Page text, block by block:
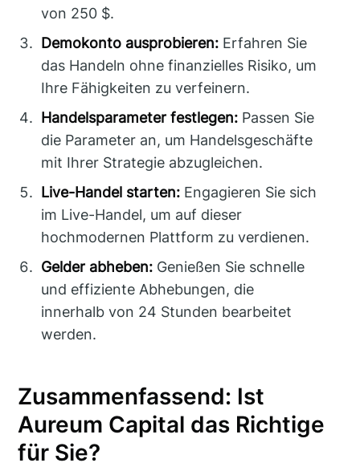
von 250 $.
Demokonto ausprobieren: Erfahren Sie
das Handeln ohne finanzielles Risiko, um
Ihre Fähigkeiten zu verfeinern.
Handelsparameter festlegen: Passen Sie
die Parameter an, um Handelsgeschäfte
mit Ihrer Strategie abzugleichen.
Live-Handel starten: Engagieren Sie sich
im Live-Handel, um auf dieser
hochmodernen Plattform zu verdienen.
Gelder abheben: Genießen Sie schnelle
und effiziente Abhebungen, die
innerhalb von 24 Stunden bearbeitet
werden.
Zusammenfassend: Ist
Aureum Capital das Richtige
für Sie?